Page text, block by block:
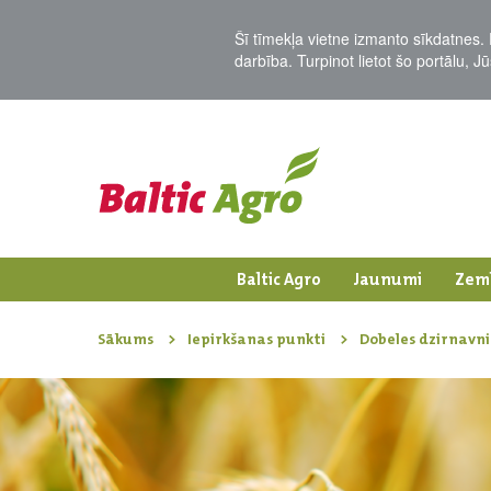
Šī tīmekļa vietne izmanto
darbība. Turpinot lietot šo portālu,
Baltic Agro Jaunumi
Sākums Iepirkšanas punkti Dobeles